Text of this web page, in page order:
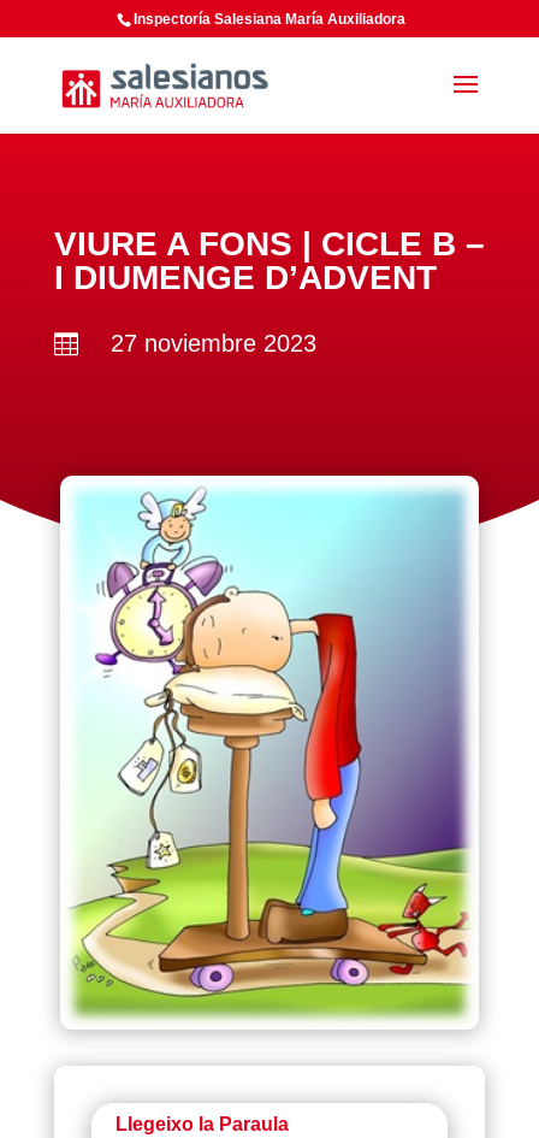
Inspectoría Salesiana María Auxiliadora
VIURE A FONS | CICLE B –
I DIUMENGE D’ADVENT
 27 noviembre 2023
Llegeixo la Paraula